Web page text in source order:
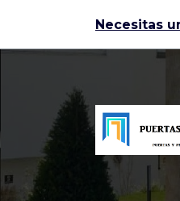
content
Necesitas
Puertas